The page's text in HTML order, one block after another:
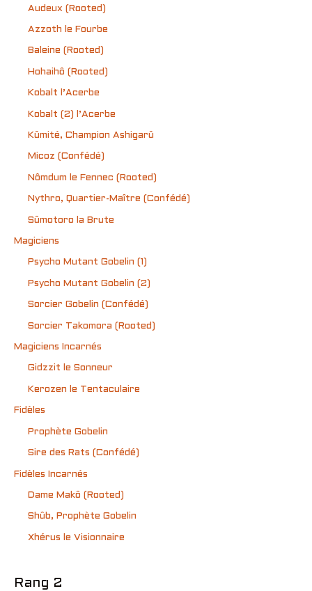
Audeux (Rooted)
Azzoth le Fourbe
Baleine (Rooted)
Hohaihô (Rooted)
Kobalt l’Acerbe
Kobalt (2) l’Acerbe
Kûmité, Champion Ashigarû
Micoz (Confédé)
Nômdum le Fennec (Rooted)
Nythro, Quartier-Maître (Confédé)
Sûmotoro la Brute
Magiciens
Psycho Mutant Gobelin (1)
Psycho Mutant Gobelin (2)
Sorcier Gobelin (Confédé)
Sorcier Takomora (Rooted)
Magiciens Incarnés
Gidzzit le Sonneur
Kerozen le Tentaculaire
Fidèles
Prophète Gobelin
Sire des Rats (Confédé)
Fidèles Incarnés
Dame Makô (Rooted)
Shûb, Prophète Gobelin
Xhérus le Visionnaire
Rang 2